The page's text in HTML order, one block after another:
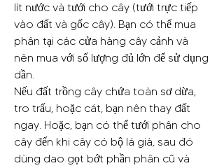
lít nước và tưới cho cây (tưới trực tiếp
vào đất và gốc cây). Bạn có thể mua
phân tại các cửa hàng cây cảnh và
nên mua với số lượng đủ lớn để sử dụng
dần.
Nếu đất trồng cây chứa toàn sơ dừa,
tro trấu, hoặc cát, bạn nên thay đất
ngay. Hoặc, bạn có thể tưới phân cho
cây đến khi cây có bộ lá già, sau đó
dùng dao gọt bớt phần phân cũ và